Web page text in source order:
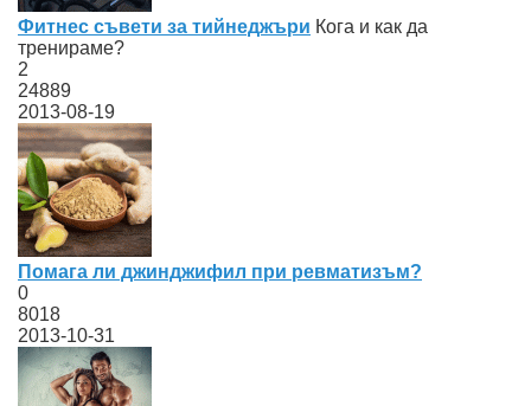
Фитнес съвети за тийнеджъри Кога и как да
тренираме?
2
24889
2013-08-19
Помага ли джинджифил при ревматизъм?
0
8018
2013-10-31